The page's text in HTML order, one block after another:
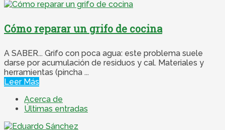
Cómo reparar un grifo de cocina
A SABER... Grifo con poca agua: este problema suele
darse por acumulación de residuos y cal. Materiales y
herramientas (pincha ...
Leer Más
Acerca de
Últimas entradas